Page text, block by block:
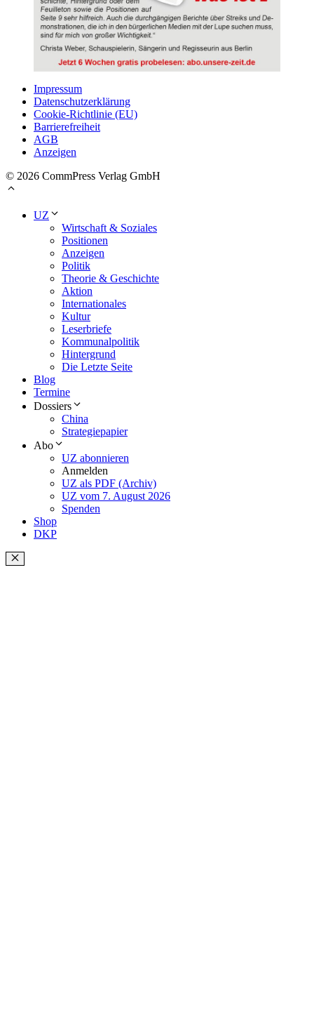
Impressum
Datenschutzerklärung
Cookie-Richtlinie (EU)
Barrierefreiheit
AGB
Anzeigen
© 2026 CommPress Verlag GmbH
UZ
Wirtschaft & Soziales
Positionen
Anzeigen
Politik
Theorie & Geschichte
Aktion
Internationales
Kultur
Leserbriefe
Kommunalpolitik
Hintergrund
Die Letzte Seite
Blog
Termine
Dossiers
China
Strategiepapier
Abo
UZ abonnieren
Anmelden
UZ als PDF (Archiv)
UZ vom 7. August 2026
Spenden
Shop
DKP
Schließen